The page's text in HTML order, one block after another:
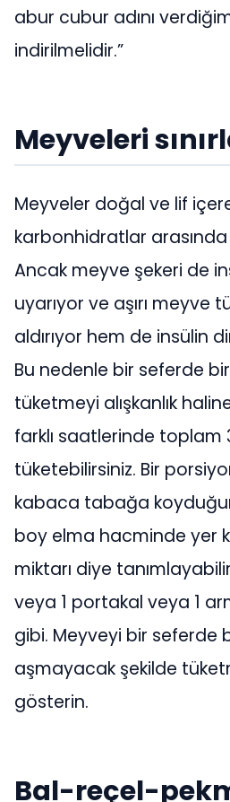
abur cubur adını
indirilmelidir.”
Meyveleri
Meyveler doğal ve lif
karbonhidratlar arasında
Ancak meyve şekeri de
uyarıyor ve aşırı meyve
aldırıyor hem de insülin
Bu nedenle bir seferde
tüketmeyi alışkanlık
farklı saatlerinde
tüketebilirsiniz. Bir
kabaca tabağa
boy elma hacminde yer
miktarı diye
veya 1 portakal veya 1
gibi. Meyveyi bir seferde
aşmayacak şekilde
gösterin.
Bal-reçel-